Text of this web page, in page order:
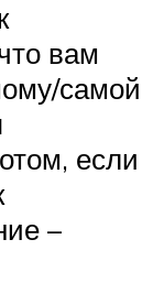
вам
самой
если
–